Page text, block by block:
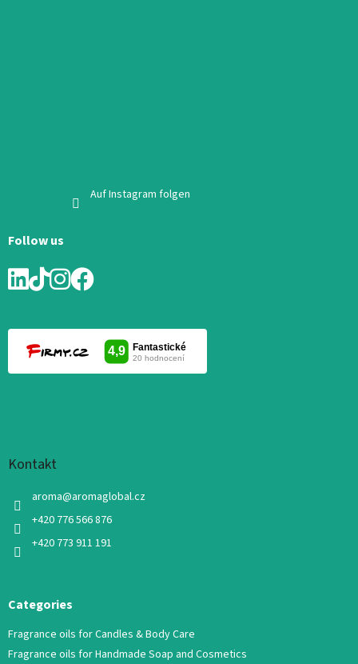
Auf Instagram folgen
Follow us
Kontakt
aroma@aromaglobal.cz
+420 776 566 876
+420 773 911 191
Categories
Fragrance oils for Candles & Body Care
Fragrance oils for Handmade Soap and Cosmetics